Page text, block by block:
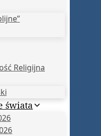
Religijna
świata